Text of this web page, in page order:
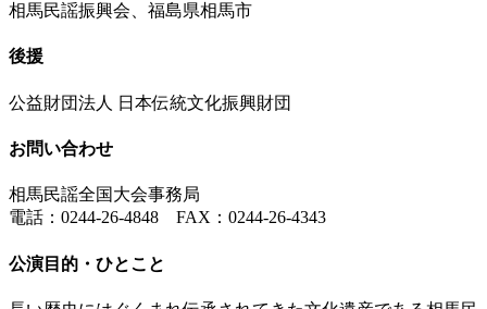
相馬民謡振興会、福島県相馬市
後援
公益財団法人 日本伝統文化振興財団
お問い合わせ
相馬民謡全国大会事務局
電話：0244-26-4848 FAX：0244-26-4343
公演目的・ひとこと